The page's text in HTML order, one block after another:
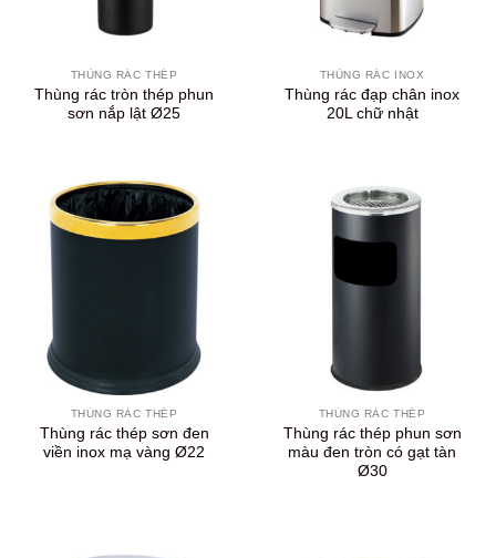
THÙNG RÁC THÉP
Thùng rác tròn thép phun
sơn nắp lật Ø25
THÙNG RÁC INOX
Thùng rác đạp chân inox
20L chữ nhật
THÙNG RÁC THÉP
Thùng rác thép sơn đen
viền inox mạ vàng Ø22
THÙNG RÁC THÉP
Thùng rác thép phun sơn
màu đen tròn có gạt tàn
Ø30